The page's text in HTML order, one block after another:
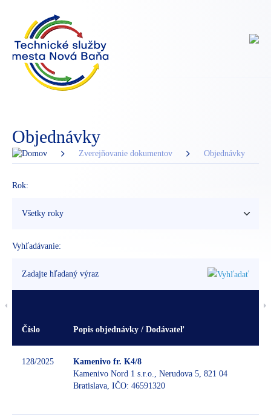
Objednávky
Zverejňovanie dokumentov Objednávky
Rok:
Vyhľadávanie:
Číslo Popis objednávky / Dodávateľ
128/2025
Kamenivo fr. K4/8
Kamenivo Nord 1 s.r.o., Nerudova 5, 821 04
Bratislava, IČO: 46591320